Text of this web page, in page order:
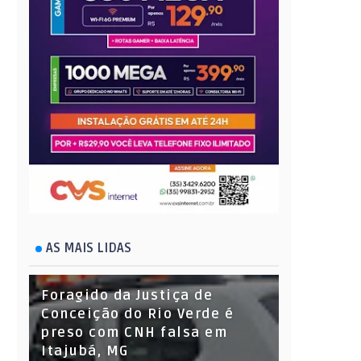
AS MAIS LIDAS
Foragido da Justiça de
Conceição do Rio Verde é
preso com CNH falsa em
Itajubá, MG